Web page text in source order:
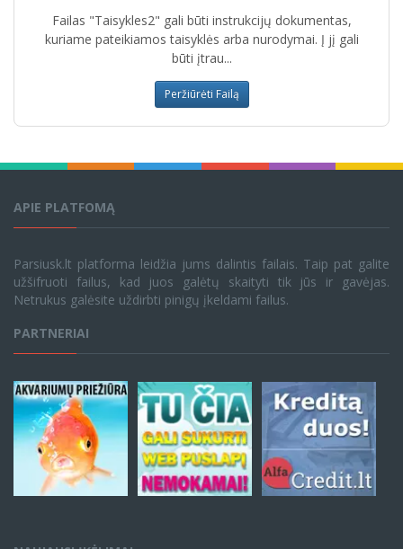
Failas "Taisykles2" gali būti instrukcijų dokumentas,
kuriame pateikiamos taisyklės arba nurodymai. Į jį gali
būti įtrau...
Peržiūrėti Failą
APIE PLATFOMĄ
Parsiusk.lt platforma leidžia jums dalintis failais. Taip pat galite
užšifruoti failus, kad juos galėtų skaityti tik jūs ir gavėjas.
Netrukus galėsite uždirbti pinigų įkeldami failus.
PARTNERIAI